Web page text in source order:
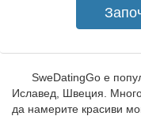
SweDatingGo е
Иславед, Швеция.
да намерите красиви